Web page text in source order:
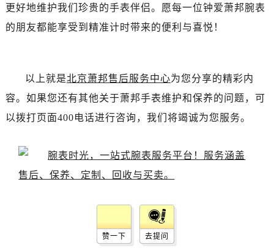
更好地维护我们珍贵的手表伴侣。愿每一位钟爱萧邦腕表
的朋友都能享受到精准计时带来的便利与喜悦！
以上就是北京萧邦售后服务中心为您分享的精彩内
容。如果您还有其他关于萧邦手表维护和保养的问题，可
以拨打页面400电话进行咨询，我们将竭诚为您服务。
赞一下 去提问